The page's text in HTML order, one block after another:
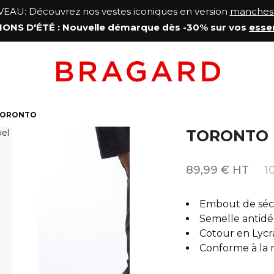
Découvrez nos vestes iconiques en version
D'ÉTÉ : Nouvelle démarque dès -30% sur vos
TORONTO
89,99 € HT
Embout de
Semelle
Cotour en
Conforme à la